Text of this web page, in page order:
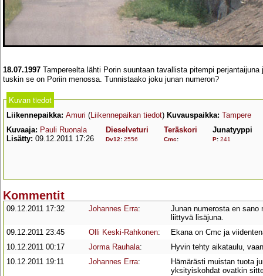
18.07.1997 Tampereelta lähti Porin suuntaan tavallista pitempi
tuskin se on Poriin menossa. Tunnistaako joku junan numeron?
Kuvan tiedot
Liikennepaikka: Amuri (Liikennepaikan tiedot) Kuvauspaikka: Tampere
Kuvaaja: Pauli Ruonala
Lisätty: 09.12.2011 17:26
Dieselveturi
Dv12: 2556
Teräskori
Cmc:
Junatyyppi
P: 241
Kommentit
09.12.2011 17:32 Johannes Erra:
Junan numerosta en
liittyvä lisäjuna.
09.12.2011 23:45
Olli Keski-Rahkonen:
Ekana on Cmc ja
10.12.2011 00:17
Jorma Rauhala:
Hyvin tehty aikataulu,
10.12.2011 19:11
Johannes Erra:
Hämärästi muistan tuota
yksityiskohdat ovatkin